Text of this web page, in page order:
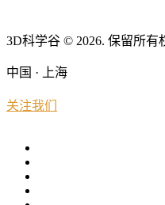
3D科学谷 © 2026. 保留所有
中国 · 上海
关注我们